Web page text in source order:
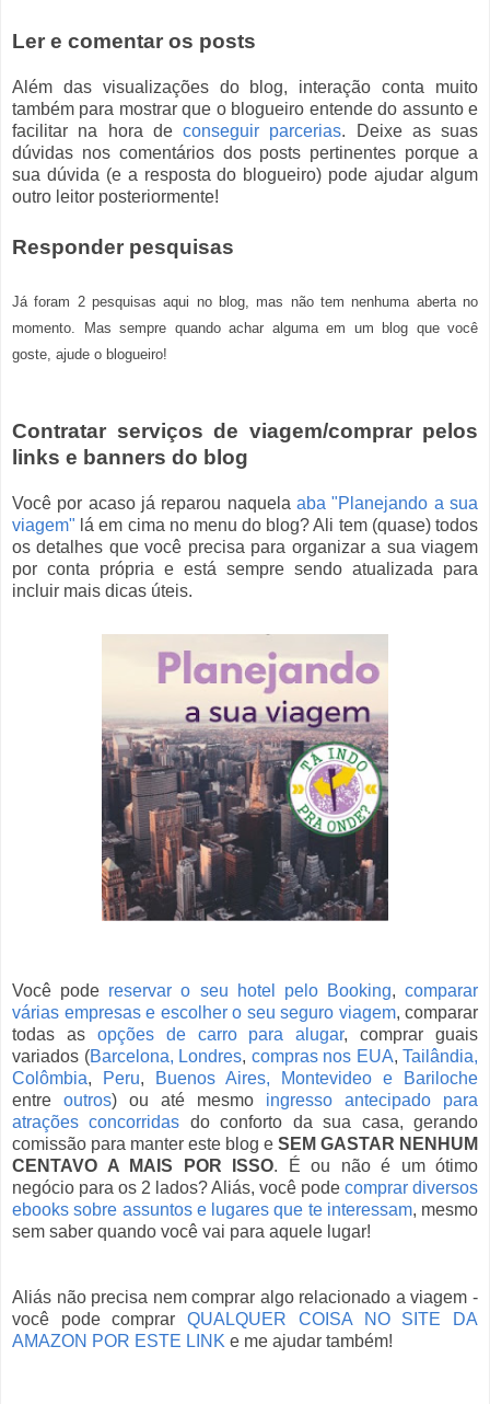
Ler e comentar os posts
Além das visualizações do blog, interação conta muito
também para mostrar que o blogueiro entende do assunto e
facilitar na hora de conseguir parcerias. Deixe as suas
dúvidas nos comentários dos posts pertinentes porque a
sua dúvida (e a resposta do blogueiro) pode ajudar algum
outro leitor posteriormente!
Responder pesquisas
Já foram 2 pesquisas aqui no blog, mas não tem nenhuma aberta no
momento. Mas sempre quando achar alguma em um blog que você
goste, ajude o blogueiro!
Contratar serviços de viagem/comprar pelos
links e banners do blog
Você por acaso já reparou naquela aba "Planejando a sua
viagem" lá em cima no menu do blog? Ali tem (quase) todos
os detalhes que você precisa para organizar a sua viagem
por conta própria e está sempre sendo atualizada para
incluir mais dicas úteis.
Você pode reservar o seu hotel pelo Booking, comparar
várias empresas e escolher o seu seguro viagem, comparar
todas as opções de carro para alugar, comprar guais
variados (Barcelona, Londres, compras nos EUA, Tailândia,
Colômbia, Peru,
Buenos Aires, Montevideo e Bariloche
entre outros) ou até mesmo ingresso antecipado para
atrações concorridas do conforto da sua casa, gerando
comissão para manter este blog e SEM GASTAR NENHUM
CENTAVO A MAIS POR ISSO. É ou não é um ótimo
negócio para os 2 lados? Aliás, você pode comprar diversos
ebooks sobre assuntos e lugares que te interessam, mesmo
sem saber quando você vai para aquele lugar!
Aliás não precisa nem comprar algo relacionado a viagem -
você pode comprarQUALQUER COISA NO SITE DA
AMAZON POR ESTE LINK e me ajudar também!